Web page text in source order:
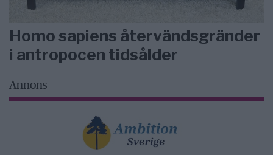
Homo sapiens återvändsgränder
i antropocen tidsålder
Annons